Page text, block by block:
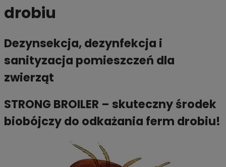
drobiu
Dezynsekcja, dezynfekcja i
sanityzacja pomieszczeń dla
zwierząt
STRONG BROILER – skuteczny środek
biobójczy do odkażania ferm drobiu!